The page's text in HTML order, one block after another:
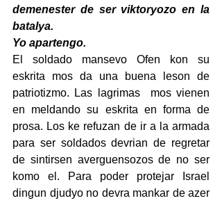
demenester de ser viktoryozo en la
batalya.
Yo apartengo.
El soldado mansevo Ofen kon su
eskrita mos da una buena leson de
patriotizmo. Las lagrimas  mos vienen
en meldando su eskrita en forma de
prosa. Los ke refuzan de ir a la armada
para ser soldados devrian de regretar
de sintirsen averguensozos de no ser
komo el. Para poder protejar Israel
dingun djudyo no devra mankar de azer